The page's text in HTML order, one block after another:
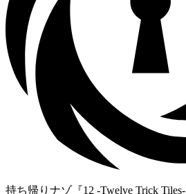
持ち帰りナゾ『12 -Twelve Trick